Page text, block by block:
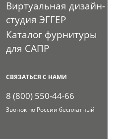
Виртуальная дизайн-
студия ЭГГЕР
Каталог фурнитуры
для САПР
СВЯЗАТЬСЯ С НАМИ
8 (800) 550-44-66
Звонок по России бесплатный